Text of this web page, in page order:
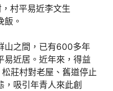
村平易近李文生
飯。
山之間，已有600多年
易近居。近年來，得益
莊村對老屋、舊道停止
，吸引年青人來此創